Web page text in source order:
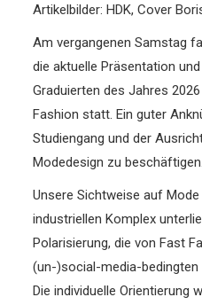
Artikelbilder: HDK, Cover
Am vergangenen Samstag
die aktuelle Präsentation
Graduierten des Jahres
Fashion statt. Ein guter
Studiengang und der
Modedesign zu beschäftigen.
Unsere Sichtweise auf
industriellen Komplex
Polarisierung, die von Fast
(un-)social-media-bedingten
Die individuelle Orientierung